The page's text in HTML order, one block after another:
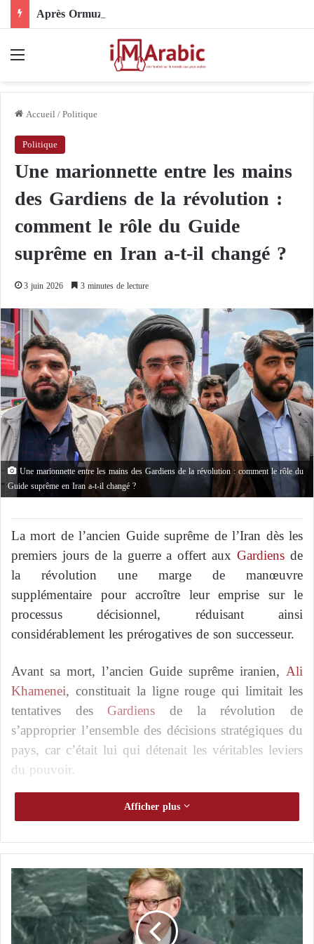
Accueil/Politique
Politique
Une marionnette entre les mains
des Gardiens de la révolution :
comment le rôle du Guide
suprême en Iran a-t-il changé ?
3 juin 2026 3 minutes de lecture
Une marionnette entre les mains des Gardiens de la révolution : comment le rôle du
Guide suprême en Iran a-t-il changé ?
La mort de l’ancien Guide suprême de l’Iran dès les
premiers jours de la guerre a offert auxGardiens de
la révolution une marge de manœuvre
supplémentaire pour accroître leur emprise sur le
processus décisionnel, réduisant ainsi
considérablement les prérogatives de son successeur.
Avant sa mort, l’ancien Guide suprême iranien, Ali
Khamenei, constituait la ligne rouge qui limitait les
tentatives desGardiens de la révolution de
s’approprier l’ensemble des décisions stratégiques du
pays, car c’était lui qui détenait les véritables leviers
du pouvoir.
Washington offre une récompense importante
de la révolution iraniens
Corps des gardiens de la révolution islamique
frappe un camp d’un parti kurde
d’opposition à Erbil
Afficher plus
F
r
e